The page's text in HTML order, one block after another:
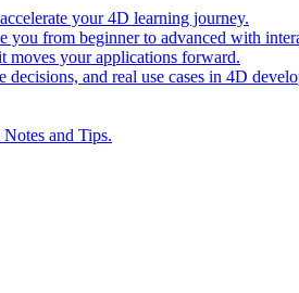
your 4D learning journey.
you from beginner to advanced with
moves your applications forward.
and real use cases in 4D
and Tips.